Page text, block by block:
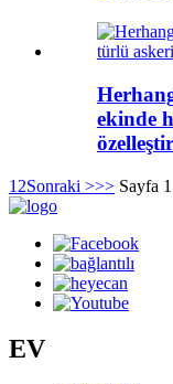
ekinde
1 2Sonraki >>> Sayfa
EV